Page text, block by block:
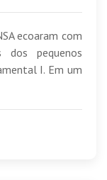
ecoaram com
pequenos
I. Em um